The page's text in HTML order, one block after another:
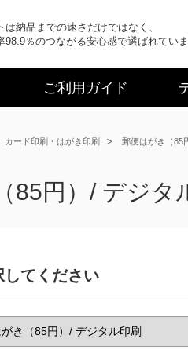
は納品までの速さだけではなく、
98.9％のつながる安心感で選ばれていま
ご利用ガイド
カード印刷・はがき印刷 郵便はがき（85
85円）/ デジタ
てください